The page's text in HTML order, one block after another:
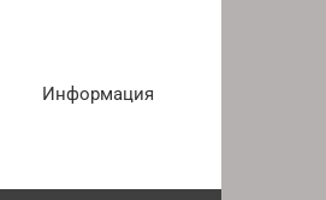
Информация